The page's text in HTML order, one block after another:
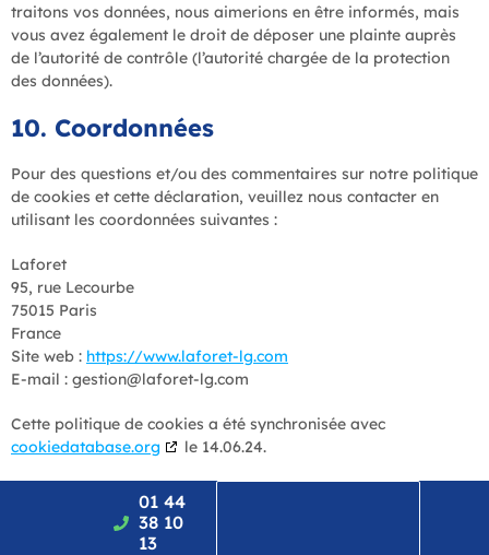
traitons vos données, nous aimerions en être informés, mais
vous avez également le droit de déposer une plainte auprès
de l’autorité de contrôle (l’autorité chargée de la protection
des données).
10. Coordonnées
Pour des questions et/ou des commentaires sur notre politique
de cookies et cette déclaration, veuillez nous contacter en
utilisant les coordonnées suivantes :
Laforet
95, rue Lecourbe
75015 Paris
France
Site web : https://www.laforet-lg.com
E-mail : gestion@laforet-lg.com
Cette politique de cookies a été synchronisée avec
cookiedatabase.org
le 14.06.24.
01 44
38 10
13